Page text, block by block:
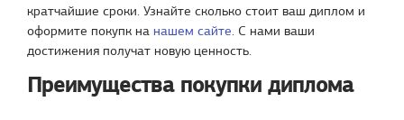
кратчайшие сроки. Узнайте сколько стоит ваш диплом и
оформите покупк на нашем сайте. С нами ваши
достижения получат новую ценность.
Преимущества покупки диплома